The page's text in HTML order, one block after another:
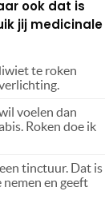
ook dat is
jij medicinale
te roken
voelen dan
Roken doe ik
tinctuur. Dat is
nemen en geeft